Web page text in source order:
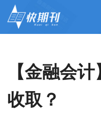
【金融会
收取？